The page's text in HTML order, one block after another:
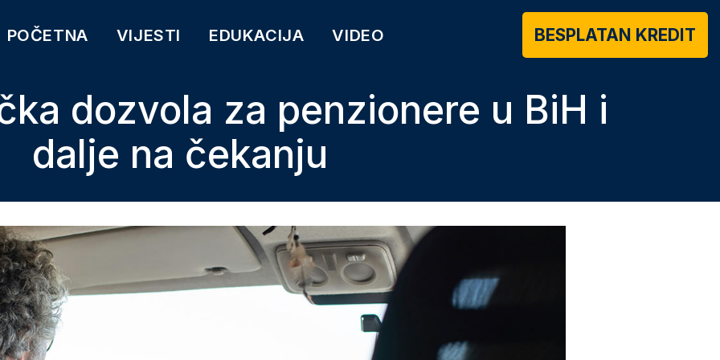
POČETNA VIJESTI EDUKACIJA VIDEO BESPLATAN KREDIT
dozvola za penzionere u BiH i
dalje na čekanju